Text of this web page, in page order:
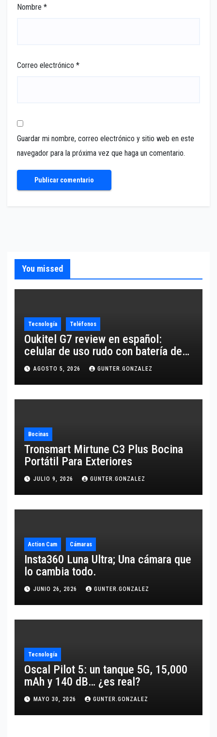
Nombre *
Correo electrónico *
Guardar mi nombre, correo electrónico y sitio web en este
navegador para la próxima vez que haga un comentario.
You missed
Tecnología Teléfonos
Oukitel G7 review en español:
celular de uso rudo con batería de
10,600 mAh
AGOSTO 5, 2026 GUNTER.GONZALEZ
Bocinas
Tronsmart Mirtune C3 Plus Bocina
Portátil Para Exteriores
JULIO 9, 2026 GUNTER.GONZALEZ
Action Cam Cámaras
Insta360 Luna Ultra; Una cámara que
lo cambia todo.
JUNIO 26, 2026 GUNTER.GONZALEZ
Tecnología
Oscal Pilot 5: un tanque 5G, 15,000
mAh y 140 dB… ¿es real?
MAYO 30, 2026 GUNTER.GONZALEZ